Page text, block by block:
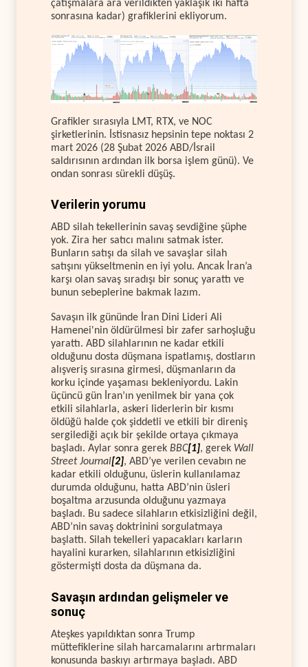
çatışmalara ara verildikten yaklaşık iki hafta
sonrasına kadar) grafiklerini ekliyorum.
Grafikler sırasıyla LMT, RTX, ve NOC
şirketlerinin. İstisnasız hepsinin tepe noktası 2
mart 2026 (28 Şubat 2026 ABD/İsrail
saldırısının ardından ilk borsa işlem günü). Ve
ondan sonrası sürekli düşüş.
Verilerin yorumu
ABD silah tekellerinin savaş sevdiğine şüphe
yok. Zira her satıcı malını satmak ister.
Bunların satışı da silah ve savaşlar silah
satışını yükseltmenin en iyi yolu. Ancak İran’a
karşı olan savaş sıradışı bir sonuç yarattı ve
bunun sebeplerine bakmak lazım.
Savaşın ilk gününde İran Dini Lideri Ali
Hamenei'nin öldürülmesi bir zafer sarhoşluğu
yarattı. ABD silahlarının ne kadar etkili
olduğunu dosta düşmana ispatlamış, dostların
alışveriş sırasına girmesi, düşmanların da
korku içinde yaşaması bekleniyordu. Lakin
üçüncü gün İran’ın yenilmek bir yana çok
etkili silahlarla, askeri liderlerin bir kısmı
öldüğü halde çok şiddetli ve etkili bir direniş
sergilediği açık bir şekilde ortaya çıkmaya
başladı. Aylar sonra gerek BBC[1], gerek Wall
Street Journal[2], ABD’ye verilen cevabın ne
kadar etkili olduğunu, üslerin kullanılamaz
durumda olduğunu, hatta ABD’nin üsleri
boşaltma arzusunda olduğunu yazmaya
başladı. Bu sadece silahların etkisizliğini değil,
ABD’nin savaş doktrinini sorgulatmaya
başlattı. Silah tekelleri yapacakları karların
hayalini kurarken, silahlarının etkisizliğini
göstermişti dosta da düşmana da.
Savaşın ardından gelişmeler ve
sonuç
Ateşkes yapıldıktan sonra Trump
müttefiklerine silah harcamalarını artırmaları
konusunda baskıyı artırmaya başladı. ABD